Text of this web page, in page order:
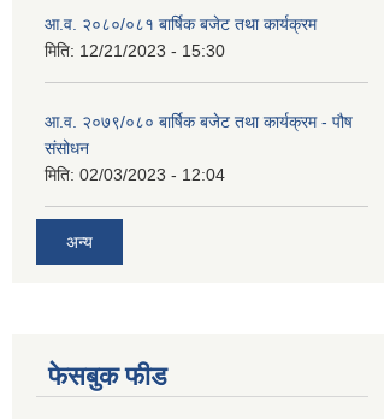
आ.व. २०८०/०८१ बार्षिक बजेट तथा कार्यक्रम
मिति: 12/21/2023 - 15:30
आ.व. २०७९/०८० बार्षिक बजेट तथा कार्यक्रम - पौष
संसोधन
मिति: 02/03/2023 - 12:04
अन्य
फेसबुक फीड